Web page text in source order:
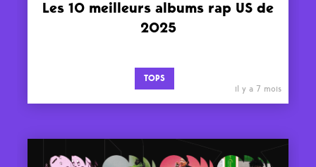
Les 10 meilleurs albums rap US de
2025
TOPS
il y a 7 mois